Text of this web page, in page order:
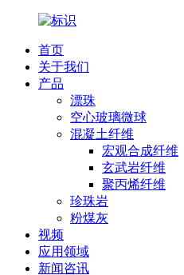
首页
关于我们
产品
漂珠
空心玻璃微球
混凝土纤维
宏观合成纤维
玄武岩纤维
聚丙烯纤维
珍珠岩
粉煤灰
视频
应用领域
新闻咨讯